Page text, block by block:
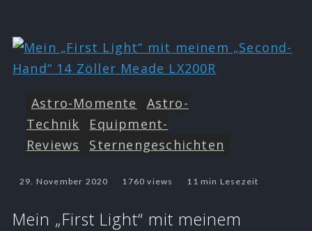
Astro-Momente
Astro-
Technik
Equipment-
Reviews
Sternengeschichten
29. November 2020 1760 views 11 min Lesezeit
Mein „First Light“ mit meinem